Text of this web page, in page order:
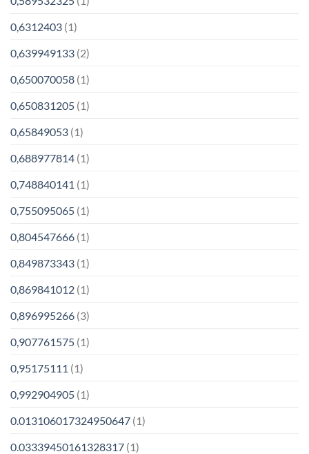
0,6312403 (1)
0,639949133 (2)
0,650070058 (1)
0,650831205 (1)
0,65849053 (1)
0,688977814 (1)
0,748840141 (1)
0,755095065 (1)
0,804547666 (1)
0,849873343 (1)
0,869841012 (1)
0,896995266 (3)
0,907761575 (1)
0,95175111 (1)
0,992904905 (1)
0.013106017324950647 (1)
0.03339450161328317 (1)